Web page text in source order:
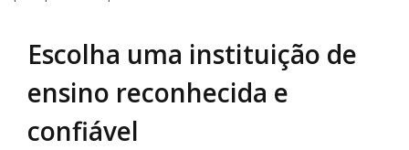
Escolha uma instituição de
ensino reconhecida e
confiável